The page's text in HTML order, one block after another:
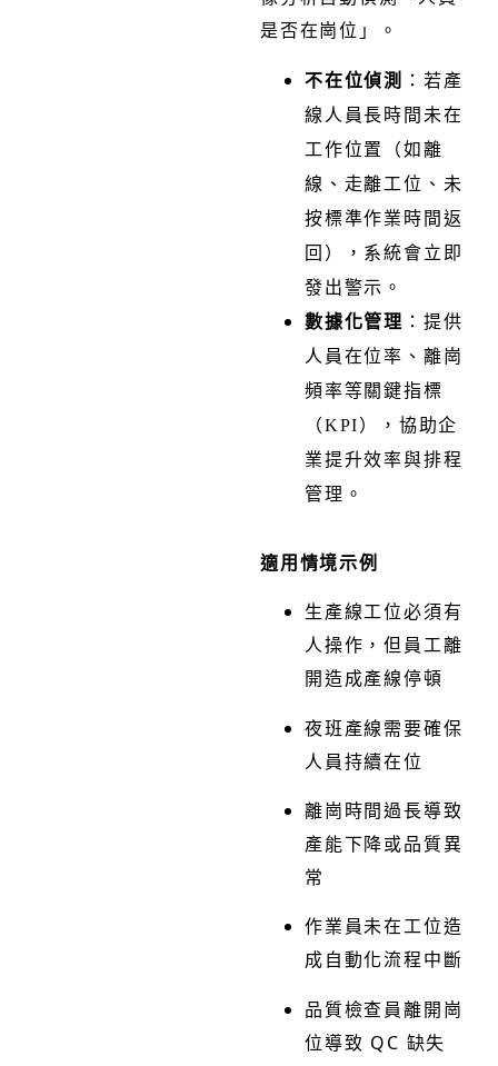
是否在崗位」。
不在位偵測 ： 若產
線人員長時間未在
工作位置（如離
線、走離工位、未
按標準作業時間返
回），系統會立即
發出警示。
數據化管理 ：提供
人員在位率、離崗
頻率等關鍵指標
（KPI），協助企
業提升效率與排程
管理。
適用情境示例
生產線工位必須有
人操作，但員工離
開造成產線停頓
夜班產線需要確保
人員持續在位
離崗時間過長導致
產能下降或品質異
常
作業員未在工位造
成自動化流程中斷
品質檢查員離開崗
位導致 QC 缺失